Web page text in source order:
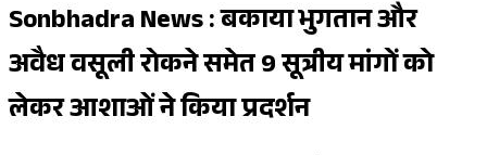
Sonbhadra News : बकाया भुगतान और
अवैध वसूली रोकने समेत 9 सूत्रीय मांगों को
लेकर आशाओं ने किया प्रदर्शन